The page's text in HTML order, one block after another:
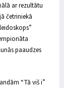
ar rezultātu
četriniekā
paaudzes
“Tā viš i”